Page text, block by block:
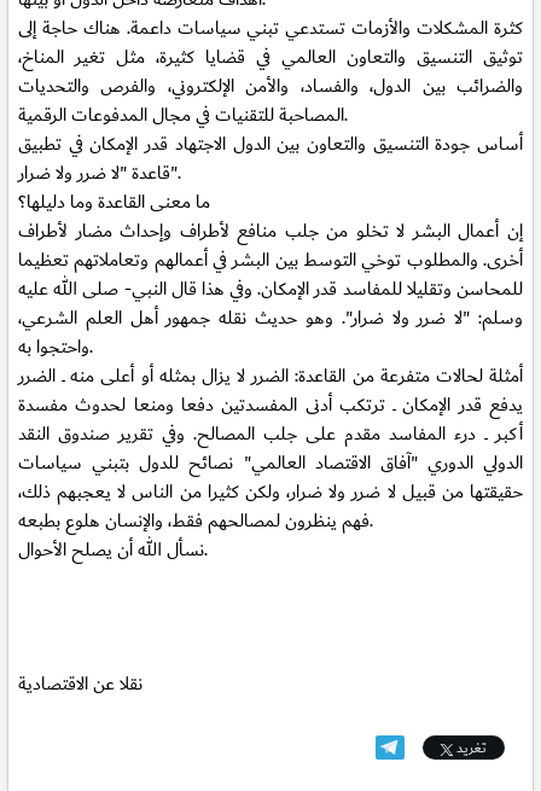
كثرة المشكلات والأزمات تستدعي تبني سياسات داعمة. هناك حاجة إلى
توثيق التنسيق والتعاون العالمي في قضايا كثيرة، مثل تغير المناخ،
والضرائب بين الدول، والفساد، والأمن الإلكتروني، والفرص والتحديات
المصاحبة للتقنيات في مجال المدفوعات الرقمية.
أساس جودة التنسيق والتعاون بين الدول الاجتهاد قدر الإمكان في تطبيق
قاعدة "لا ضرر ولا ضرار".
ما معنى القاعدة وما دليلها؟
إن أعمال البشر لا تخلو من جلب منافع لأطراف وإحداث مضار لأطراف
أخرى. والمطلوب توخي التوسط بين البشر في أعمالهم وتعاملاتهم تعظيما
للمحاسن وتقليلا للمفاسد قدر الإمكان. وفي هذا قال النبي- صلى الله عليه
وسلم: "لا ضرر ولا ضرار". وهو حديث نقله جمهور أهل العلم الشرعي،
واحتجوا به.
أمثلة لحالات متفرعة من القاعدة: الضرر لا يزال بمثله أو أعلى منه ــ الضرر
يدفع قدر الإمكان ــ ترتكب أدنى المفسدتين دفعا ومنعا لحدوث مفسدة
أكبر ــ درء المفاسد مقدم على جلب المصالح. وفي تقرير صندوق النقد
الدولي الدوري "آفاق الاقتصاد العالمي" نصائح للدول بتبني سياسات
حقيقتها من قبيل لا ضرر ولا ضرار، ولكن كثيرا من الناس لا يعجبهم ذلك،
فهم ينظرون لمصالحهم فقط، والإنسان هلوع بطبعه.
نسأل الله أن يصلح الأحوال.
نقلا عن الاقتصادية
تغريد